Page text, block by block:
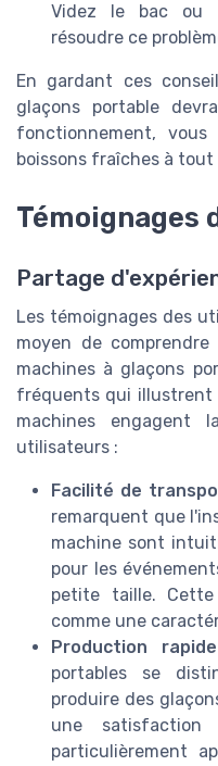
Videz le bac ou
résoudre ce
En gardant ces
glaçons portable
fonctionnement,
boissons fraîches à tout
Partage
Les témoignages des
moyen de
machines à glaçons
fréquents qui illustrent
machines engagent
utilisateurs :
Facilité de
remarquent que
machine sont
pour les
petite taille.
comme une
Production
portables se
produire des
une
particulièrement